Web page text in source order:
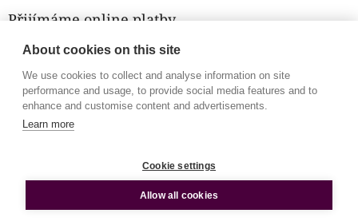
Přijímáme online platby
Copyright 2026E-shop Centra Mandala. Všechna práva
vyhrazena.
About cookies on this site
We use cookies to collect and analyse information on site
performance and usage, to provide social media features and to
enhance and customise content and advertisements.
Learn more
Cookie settings
Allow all cookies